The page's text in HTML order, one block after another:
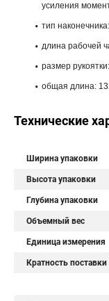
усиления
тип
длина рабочей
размер
общая длина:
Технические
Ширина упаковки
Высота упаковки
Глубина упаковки
Объемный вес
Единица измерения
Кратность поставки